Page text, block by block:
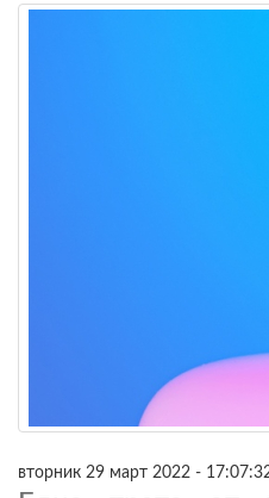
вторник 29 март 2022 -